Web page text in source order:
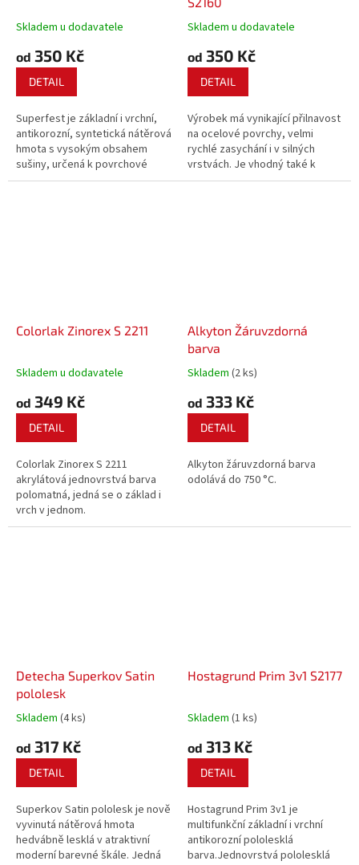
Skladem u dodavatele
od 350 Kč
DETAIL
Superfest je základní i vrchní,
antikorozní, syntetická nátěrová
hmota s vysokým obsahem
sušiny, určená k povrchové
úpravě kovových materiálů a k
Skladem u dodavatele
od 350 Kč
DETAIL
Výrobek má vynikající přilnavost
na ocelové povrchy, velmi
rychlé zasychání i v silných
vrstvách. Je vhodný také k
nátěrům lehkých kovů, např.
Colorlak Zinorex S 2211
Skladem u dodavatele
od 349 Kč
DETAIL
Colorlak Zinorex S 2211
akrylátová jednovrstvá barva
polomatná, jedná se o základ i
vrch v jednom.
Alkyton Žáruvzdorná
barva
Skladem (2 ks)
od 333 Kč
DETAIL
Alkyton žáruvzdorná barva
odolává do 750 °C.
Detecha Superkov Satin
pololesk
Skladem (4 ks)
od 317 Kč
DETAIL
Superkov Satin pololesk je nově
vyvinutá nátěrová hmota
hedvábně lesklá v atraktivní
moderní barevné škále. Jedná
Hostagrund Prim 3v1 S2177
Skladem (1 ks)
od 313 Kč
DETAIL
Hostagrund Prim 3v1 je
multifunkční základní i vrchní
antikorozní pololesklá
barva.Jednovrstvá pololesklá